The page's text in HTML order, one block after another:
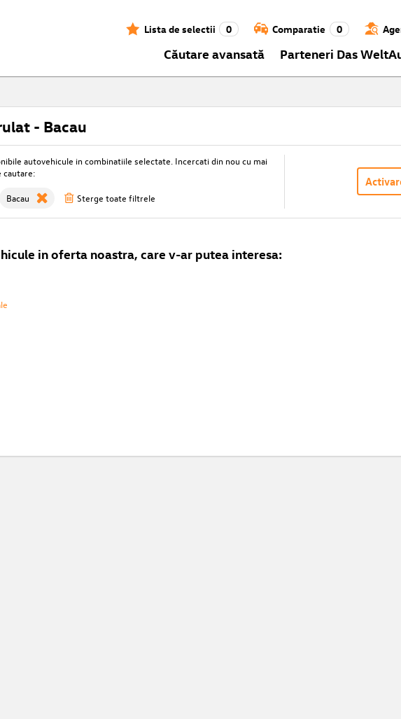
Lista de selectii 0 Comparatie 0
Căutare avansată Parteneri Das
- Bacau
autovehicule in combinatiile selectate. Incercati din nou cu mai
cautare:
Bacau Sterge toate filtrele
in oferta noastra, care v-ar putea interesa: